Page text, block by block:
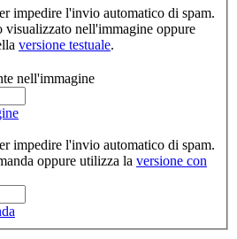
impedire l'invio automatico di spam.
nell'immagine oppure
versione testuale.
nell'immagine
impedire l'invio automatico di spam.
oppure utilizza la versione con